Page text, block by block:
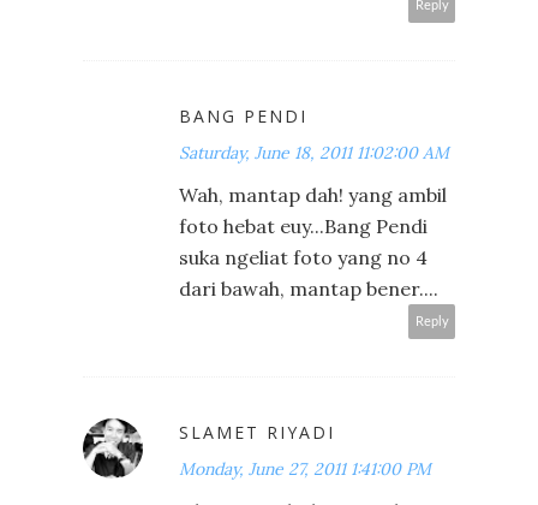
Reply
BANG PENDI
Saturday, June 18, 2011 11:02:00 AM
Wah, mantap dah! yang ambil
foto hebat euy...Bang Pendi
suka ngeliat foto yang no 4
dari bawah, mantap bener....
Reply
SLAMET RIYADI
Monday, June 27, 2011 1:41:00 PM